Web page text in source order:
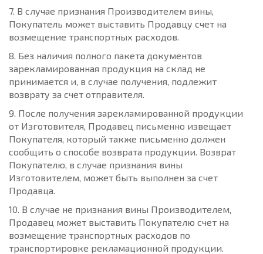
7. В случае признания Производителем вины,
Покупатель может выставить Продавцу счет на
возмещение транспортных расходов.
8. Без наличия полного пакета документов
зарекламированная продукция на склад не
принимается и, в случае получения, подлежит
возврату за счет отправителя.
9. После получения зарекламированной продукции
от Изготовителя, Продавец письменно извещает
Покупателя, который также письменно должен
сообщить о способе возврата продукции. Возврат
Покупателю, в случае признания вины
Изготовителем, может быть выполнен за счет
Продавца.
10. В случае не признания вины Производителем,
Продавец может выставить Покупателю счет на
возмещение транспортных расходов по
транспортировке рекламационной продукции.